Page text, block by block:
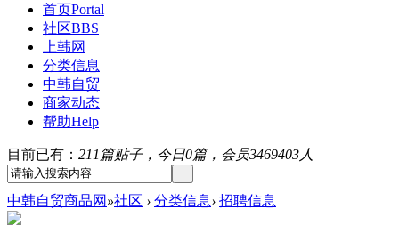
首页Portal
社区BBS
上韩网
分类信息
中韩自贸
商家动态
帮助Help
目前已有： 211篇贴子，今日0篇，会员3469403人
中韩自贸商品网 »社区 › 分类信息› 招聘信息